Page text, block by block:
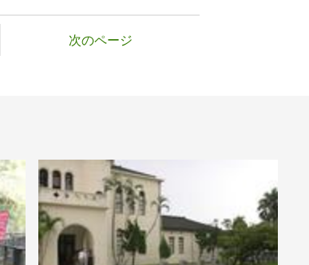
次のページ